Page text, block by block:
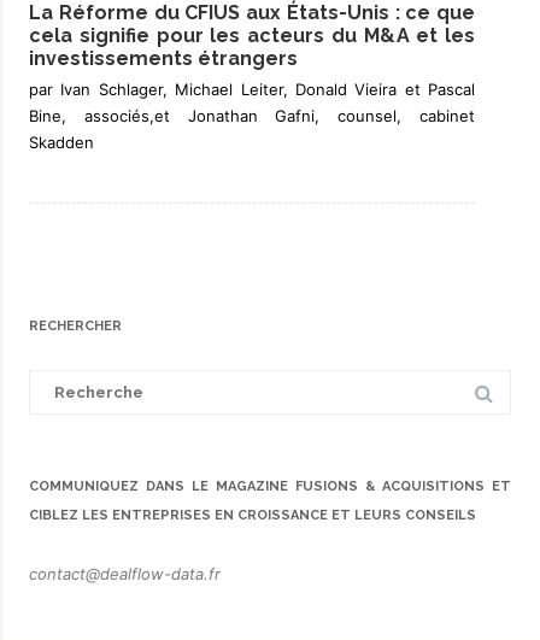
La Réforme du CFIUS aux États-Unis : ce que
cela signifie pour les acteurs du M&A et les
investissements étrangers
par Ivan Schlager, Michael Leiter, Donald Vieira et Pascal
Bine, associés,et Jonathan Gafni, counsel, cabinet
Skadden
RECHERCHER
COMMUNIQUEZ DANS LE MAGAZINE FUSIONS & ACQUISITIONS ET
CIBLEZ LES ENTREPRISES EN CROISSANCE ET LEURS CONSEILS
contact@dealflow-data.fr